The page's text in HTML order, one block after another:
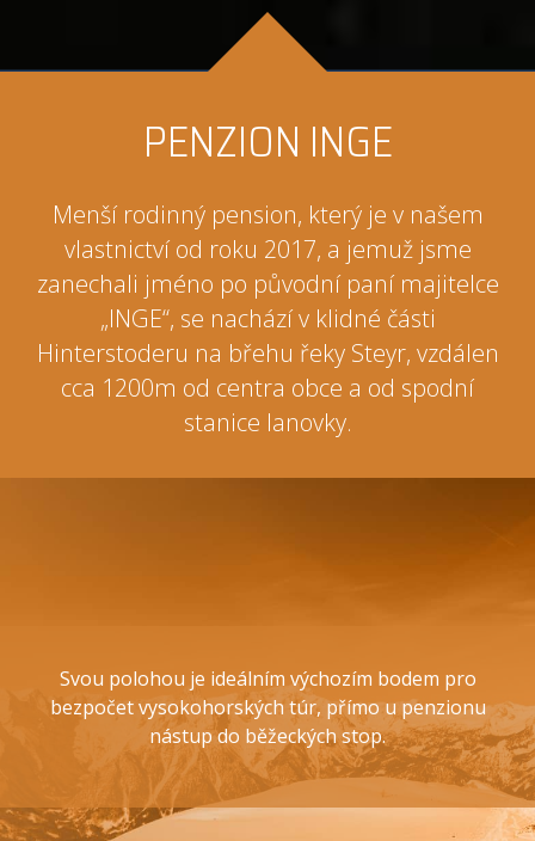
PENZION INGE
Menší rodinný pension, který je v našem
vlastnictví od roku 2017, a jemuž jsme
zanechali jméno po původní paní majitelce
„INGE“, se nachází v klidné části
Hinterstoderu na břehu řeky Steyr, vzdálen
cca 1200m od centra obce a od spodní
stanice lanovky.
Svou polohou je ideálním výchozím bodem pro
bezpočet vysokohorských túr, přímo u penzionu
nástup do běžeckých stop.